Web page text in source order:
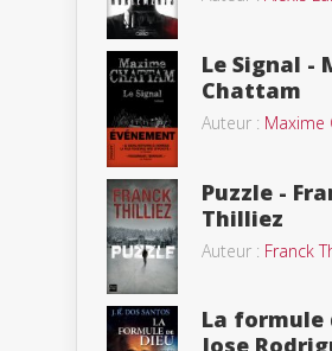
Le Signal -
Chattam
Auteur : Maxime
Puzzle -
Thilliez
Auteur : Franck
La formule
Jose